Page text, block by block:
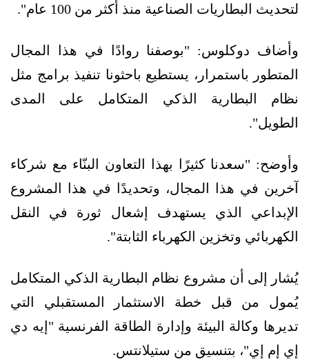
لتحديث البطاريات الصناعية منذ أكثر من 100 عام".
وأضاف دوكلوس: "بوصفنا روادًا في هذا المجال
المتطور باستمرار، يستطيع باحثونا تنفيذ برامج مثل
نظام البطارية الذكي المتكامل على المدى
الطويل".
وأوضح: "سعدنا كثيرًا بهذا التعاون البنّاء مع شركاء
آخرين في هذا المجال، وتحديدًا في هذا المشروع
الإبداعي الذي يستهدف إشعال ثورة في النقل
الكهربائي وتخزين الكهرباء الثابتة".
يُشار إلى أن مشروع نظام البطارية الذكي المتكامل
يُمول من قبل خطة الاستثمار المستقبلي التي
تديرها وكالة البيئة وإدارة الطاقة الفرنسية "إيه دي
إي إم إي"، بتنسيق من ستيلانتس.